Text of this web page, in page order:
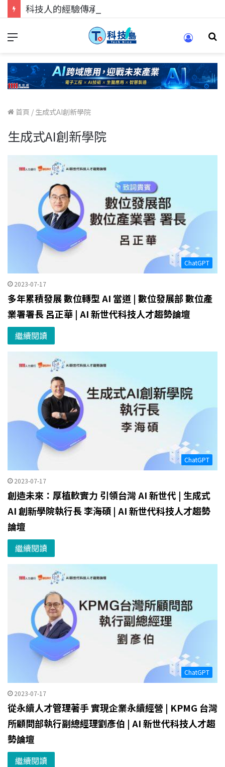
首頁 / 生成式AI創新學院
生成式AI創新學院
ChatGPT
2023-07-17
多年累積發展 數位轉型 AI 當道 | 數位發展部 數位產
業署署長 呂正華 | AI 新世代科技人才趨勢論壇
繼續閱讀
ChatGPT
2023-07-17
創造未來：厚植軟實力 引領台灣 AI 新世代 | 生成式
AI 創新學院執行長 李海碩 | AI 新世代科技人才趨勢
論壇
繼續閱讀
ChatGPT
2023-07-17
從永續人才管理著手 實現企業永續經營 | KPMG 台灣
所顧問部執行副總經理劉彥伯 | AI 新世代科技人才趨
勢論壇
繼續閱讀